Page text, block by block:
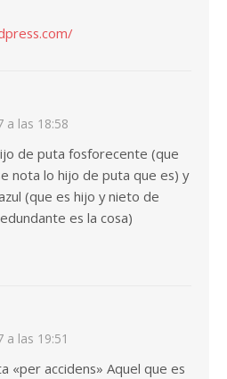
a las 18:58
de puta fosforecente (que
nota lo hijo de puta que es) y
(que es hijo y nieto de
es la cosa)
a las 19:51
«per accidens» Aquel que es